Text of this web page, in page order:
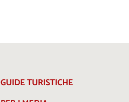
GUIDE TURISTICHE